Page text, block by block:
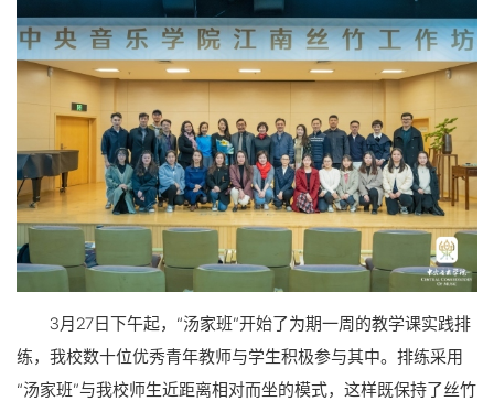
3月27日下午起，“汤家班”开始了为期一周的教学课实践排
练，我校数十位优秀青年教师与学生积极参与其中。排练采用
“汤家班”与我校师生近距离相对而坐的模式，这样既保持了丝竹